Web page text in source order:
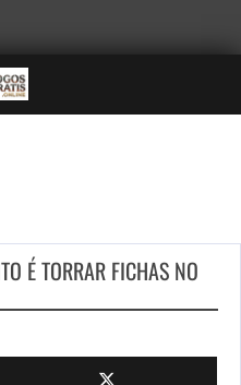
É TORRAR FICHAS NO